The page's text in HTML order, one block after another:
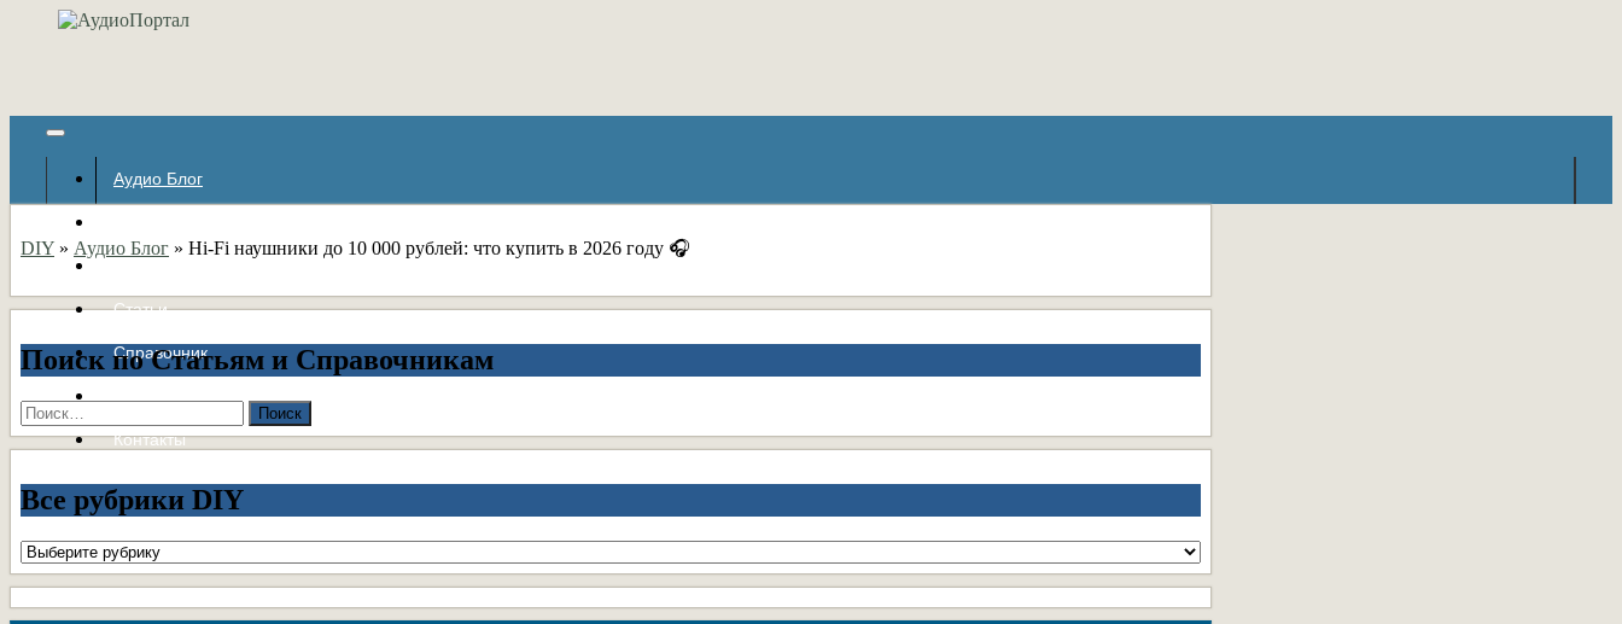
Аудио Блог
Статьи
Справочник
Контакты
DIY » Аудио Блог » Hi-Fi наушники до 10 000 рублей: что купить в 2026 году 🎧
Поиск по Статьям и Справочникам
Найти:
Все рубрики DIY
Все
рубрики
DIY